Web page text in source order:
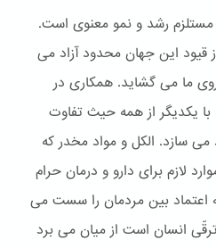
مستلزم رشد و نمو معنوی است.
قیود این جهان محدود آزاد می
ما می گشاید. همکاری در
با یکدیگر از همه حیث تفاوت
می سازد. الكل و مواد مخدر که
لازم برای دارو و درمان حرام
اعتماد بین مردمان را سست می
انسان است از میان می برد